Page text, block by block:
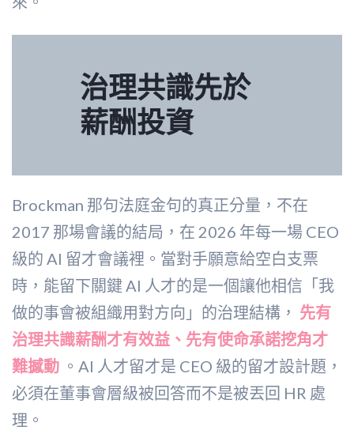
治理共識先於
薪酬投資
Brockman 那句法庭金句的真正分量，不在
2017 那場會議的結局，在 2026 年每一場 CEO
級的 AI 留才會議裡。當對手願意給空白支票
時，能留下關鍵 AI 人才的是一個讓他相信「我
做的事會被組織用對方向」的治理結構， 先有
治理共識薪酬才有效益、先有使命承諾挖角才
難撼動 。AI 人才留才是 CEO 級的留才設計題，
必須在董事會層級被回答而不是被丟回 HR 處
理。